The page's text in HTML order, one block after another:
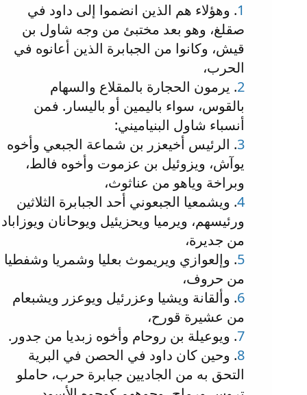
1. وهؤلاء هم الذين انضموا إلى داود في
صقلغ، وهو بعد مختبئ من وجه شاول بن
قيش، وكانوا من الجبابرة الذين أعانوه في
الحرب،
2. يرمون الحجارة بالمقلاع والسهام
بالقوس، سواء باليمين أو باليسار. فمن
أنسباء شاول البنياميني:
3. الرئيس أخيعزر بن شماعة الجبعي وأخوه
يوآش، ويزوئيل بن عزموت وأخوه فالط،
وبراخة وياهو من عناثوث،
4. ويشمعيا الجبعوني أحد الجبابرة الثلاثين
ورئيسهم، ويرميا ويحزيئيل ويوحانان ويوزاباد
من جديرة،
5. وإلعوازي ويريموث بعليا وشمريا وشفطيا
من حروف،
6. وألقانة ويشيا وعزرئيل ويوعزر ويشبعام
من عشيرة قورح،
7. ويوعيلة بن روحام وأخوه زبديا من جدور.
8. وحين كان داود في الحصن في البرية
التحق به من الجاديين جبابرة حرب، حاملو